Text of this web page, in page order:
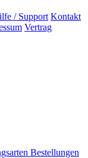
/ Support Kontakt
Vertrag
Bestellungen